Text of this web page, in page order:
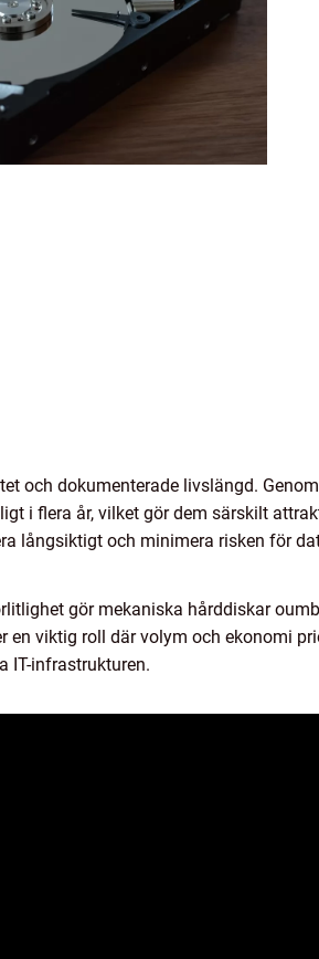
och dokumenterade livslängd.
i flera år, vilket gör dem särskilt
långsiktigt och minimera risken för
gör mekaniska hårddiskar
viktig roll där volym och ekonomi
IT-infrastrukturen.